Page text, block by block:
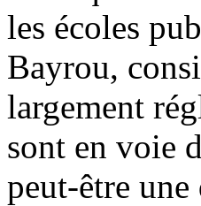
les écoles
Bayrou,
largement
sont en voie
peut-être